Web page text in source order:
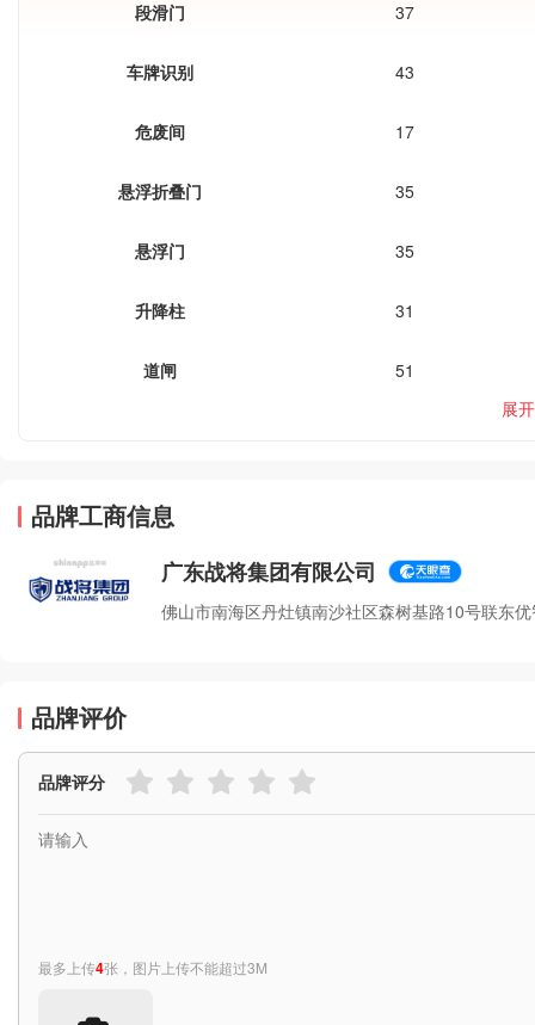
段滑门 37
车牌识别 43
危废间 17
悬浮折叠门 35
悬浮门 35
升降柱 31
道闸
51
展开
品牌工商信息
广东战将集团有限公司
佛山市南海区丹灶镇南沙社区森树基路10号联东
品牌评价
品牌评分
最多上传4张，图片上传不能超过3M